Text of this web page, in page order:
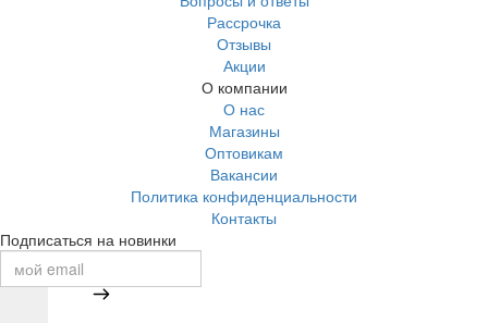
Рассрочка
Отзывы
Акции
О компании
О нас
Магазины
Оптовикам
Вакансии
Политика конфиденциальности
Контакты
Подписаться на новинки